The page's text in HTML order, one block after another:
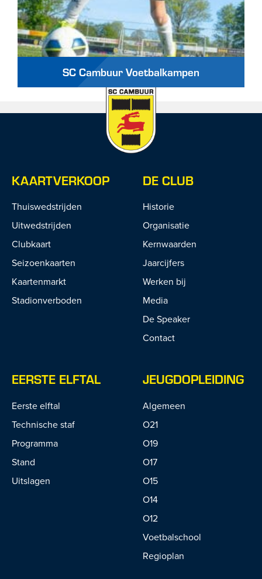
SC Cambuur Voetbalkampen
KAARTVERKOOP
Thuiswedstrijden
Uitwedstrijden
Clubkaart
Seizoenkaarten
Kaartenmarkt
Stadionverboden
DE CLUB
Historie
Organisatie
Kernwaarden
Jaarcijfers
Werken bij
Media
De Speaker
Contact
EERSTE ELFTAL
Eerste elftal
Technische staf
Programma
Stand
Uitslagen
JEUGDOPLEIDING
Algemeen
O21
O19
O17
O15
O14
O12
Voetbalschool
Regioplan